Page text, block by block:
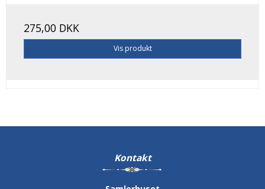
275,00 DKK
Vis produkt
Kontakt